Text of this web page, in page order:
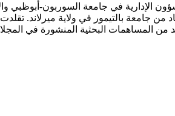
الإدارية في جامعة السوربون-أبوظبي
من جامعة بالتيمور في ولاية ميرلاند.
من المساهمات البحثية المنشورة في